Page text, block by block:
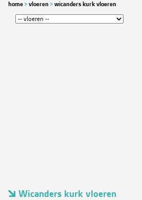
home vloeren wicanders kurk vloeren
Wicanders kurk vloeren